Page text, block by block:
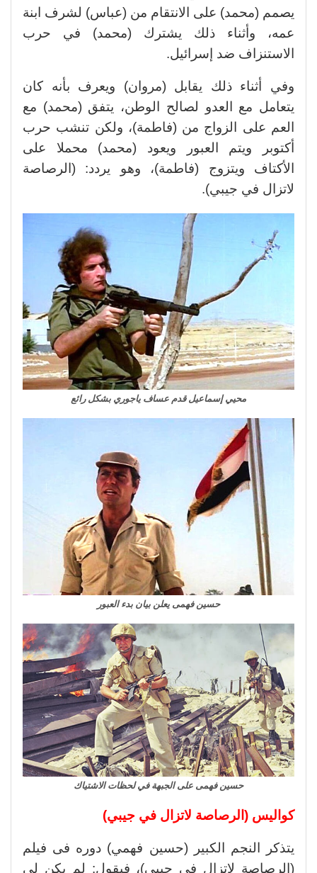
يصمم (محمد) على الانتقام من (عباس) لشرف ابنة
عمه، وأثناء ذلك يشترك (محمد) في حرب
الاستنزاف ضد إسرائيل.
وفي أثناء ذلك يقابل (مروان) ويعرف بأنه كان
يتعامل مع العدو لصالح الوطن، يتفق (محمد) مع
العم على الزواج من (فاطمة)، ولكن تنشب حرب
أكتوبر ويتم العبور ويعود (محمد) محملا على
الأكتاف ويتزوج (فاطمة)، وهو يردد: (الرصاصة
لاتزال في جيبي).
محيي إسماعيل قدم عساف ياجوري بشكل رائع
حسين فهمى يعلن بيان بدء العبور
حسين فهمى على الجبهة في لحظات الاشتياك
كواليس (الرصاصة لاتزال في جيبي)
يتذكر النجم الكبير (حسين فهمي) دوره فى فيلم
(الرصاصة لاتزال في جيبي)، فيقول: لم يكن لي